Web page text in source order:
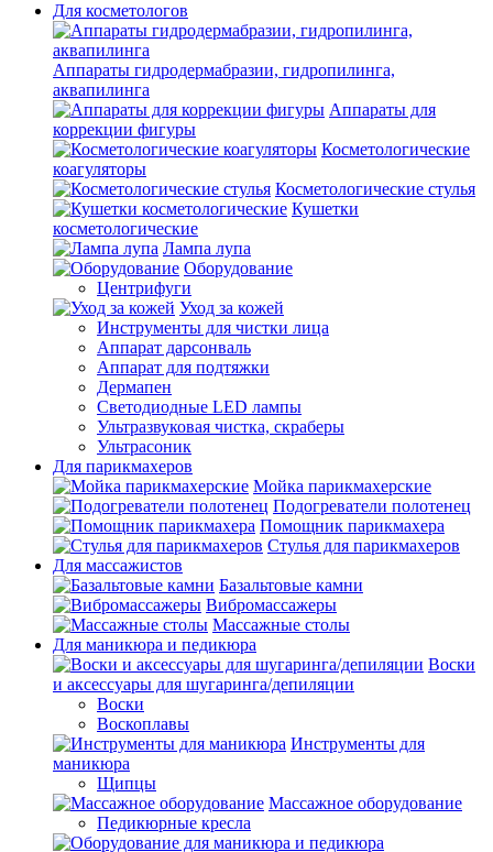
Для косметологов
Аппараты гидродермабразии, гидропилинга,
аквапилинга
Аппараты для
коррекции фигуры
Косметологические
коагуляторы
Косметологические стулья
Кушетки
косметологические
Лампа лупа
Оборудование
Центрифуги
Уход за кожей
Инструменты для чистки лица
Аппарат дарсонваль
Аппарат для подтяжки
Дермапен
Светодиодные LED лампы
Ультразвуковая чистка, скраберы
Ультрасоник
Для парикмахеров
Мойка парикмахерские
Подогреватели полотенец
Помощник парикмахера
Стулья для парикмахеров
Для массажистов
Базальтовые камни
Вибромассажеры
Массажные столы
Для маникюра и педикюра
Воски
и аксессуары для шугаринга/депиляции
Воски
Воскоплавы
Инструменты для
маникюра
Щипцы
Массажное оборудование
Педикюрные кресла